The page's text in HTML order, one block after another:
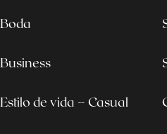
Boda
Business
Estilo de vida – Casual